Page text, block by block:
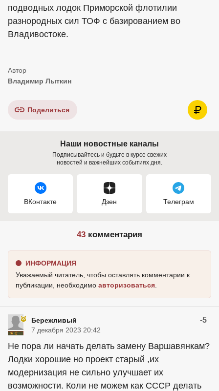
подводных лодок Приморской флотилии
разнородных сил ТОФ с базированием во
Владивостоке.
Владимир Лыткин
Поделиться
Наши новостные каналы
Подписывайтесь и будьте в курсе свежих
новостей и важнейших событиях дня.
ВКонтакте Дзен Телеграм
43 комментария
ИНФОРМАЦИЯ
Уважаемый читатель, чтобы оставлять комментарии к
публикации, необходимо авторизоваться
Бережливый -5
7 декабря 2023 20:42
Не пора ли начать делать замену Варшавянкам?
Лодки хорошие но проект старый ,их
модернизация не сильно улучшает их
возможности. Коли не можем как СССР делать